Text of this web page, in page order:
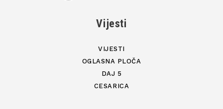
Vijesti
VIJESTI
OGLASNA PLOČA
DAJ 5
CESARICA